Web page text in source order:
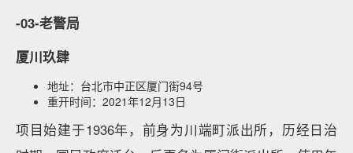
-03-老警局
厦川玖肆
地址：台北市中正区厦门街94号
重开时间：2021年12月13日
项目始建于1936年，前身为川端町派出所，历经日治